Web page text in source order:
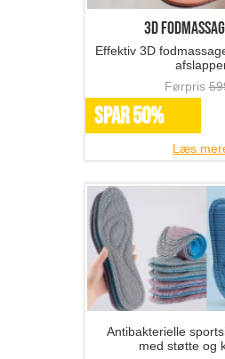
3D
Effektiv 3D
Førpris
SPAR 50%
Læs
Antibakterielle
med støtte og